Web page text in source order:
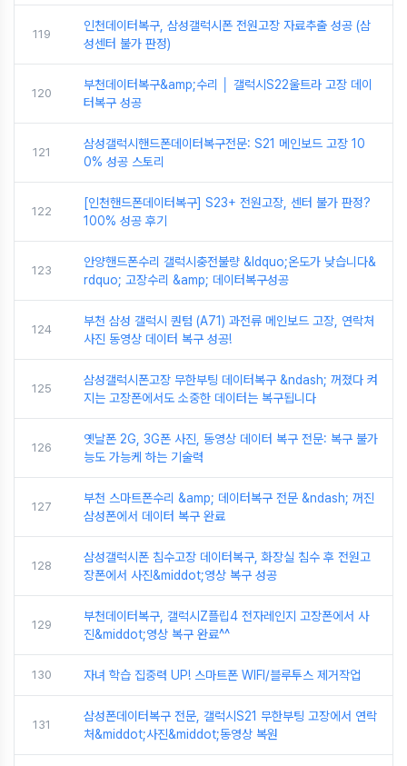
119
인천데이터복구, 삼성갤럭시폰 전원고장 자료추출 성공 (삼
성센터 불가 판정)
120
부천데이터복구&amp;수리 │ 갤럭시S22울트라 고장 데이
터복구 성공
121
삼성갤럭시핸드폰데이터복구전문: S21 메인보드 고장 10
0% 성공 스토리
122
[인천핸드폰데이터복구] S23+ 전원고장, 센터 불가 판정?
100% 성공 후기
123
안양핸드폰수리 갤럭시충전불량 &ldquo;온도가 낮습니다&
rdquo; 고장수리 &amp; 데이터복구성공
124
부천 삼성 갤럭시 퀀텀 (A71) 과전류 메인보드 고장, 연락처
사진 동영상 데이터 복구 성공!
125
삼성갤럭시폰고장 무한부팅 데이터복구 &ndash; 꺼졌다 켜
지는 고장폰에서도 소중한 데이터는 복구됩니다
126
옛날폰 2G, 3G폰 사진, 동영상 데이터 복구 전문: 복구 불가
능도 가능케 하는 기술력
127
부천 스마트폰수리 &amp; 데이터복구 전문 &ndash; 꺼진
삼성폰에서 데이터 복구 완료
128
삼성갤럭시폰 침수고장 데이터복구, 화장실 침수 후 전원고
장폰에서 사진&middot;영상 복구 성공
129
부천데이터복구, 갤럭시Z플립4 전자레인지 고장폰에서 사
진&middot;영상 복구 완료^^
130 자녀 학습 집중력 UP! 스마트폰 WIFI/블루투스 제거작업
131
삼성폰데이터복구 전문, 갤럭시S21 무한부팅 고장에서 연락
처&middot;사진&middot;동영상 복원